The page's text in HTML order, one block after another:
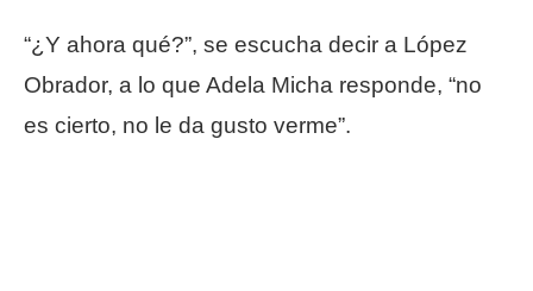
“¿Y ahora qué?”, se escucha decir a López
Obrador, a lo que Adela Micha responde, “no
es cierto, no le da gusto verme”.